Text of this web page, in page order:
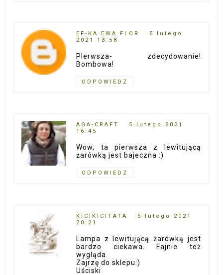
EF-KA EWA FLOR
5 lutego
2021 13:58
PIerwsza- zdecydowanie!
Bombowa!
ODPOWIEDZ
AGA-CRAFT
5 lutego 2021
16:45
Wow, ta pierwsza z lewitującą
żarówką jest bajeczna :)
ODPOWIEDZ
KICIKICITATA
5 lutego 2021
20:21
Lampa z lewitującą żarówką jest
bardzo ciekawa. Fajnie też
wygląda.
Zajrzę do sklepu:)
Uściski